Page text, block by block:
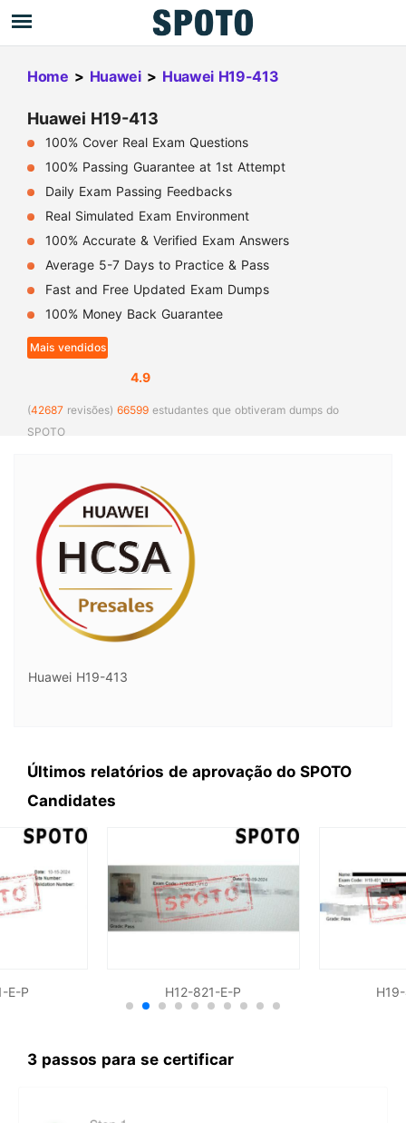
Home > Huawei > Huawei H19-413
Huawei H19-413
100% Cover Real Exam Questions
100% Passing Guarantee at 1st Attempt
Daily Exam Passing Feedbacks
Real Simulated Exam Environment
100% Accurate & Verified Exam Answers
Average 5-7 Days to Practice & Pass
Fast and Free Updated Exam Dumps
100% Money Back Guarantee
Mais vendidos
4.9
(42687 revisões) 66599 estudantes que obtiveram dumps do
SPOTO
Huawei H19-413
Últimos relatórios de aprovação do SPOTO
Candidates
E-P H12-821-E-P
3 passos para se certificar